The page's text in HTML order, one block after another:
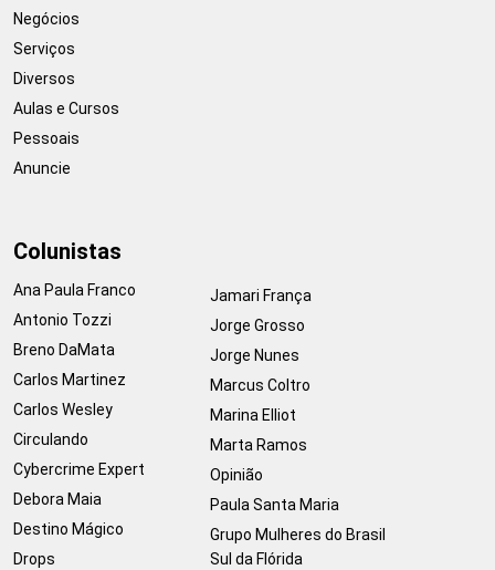
Negócios
Serviços
Diversos
Aulas e Cursos
Pessoais
Anuncie
Colunistas
Ana Paula Franco
Antonio Tozzi
Breno DaMata
Carlos Martinez
Carlos Wesley
Circulando
Cybercrime Expert
Debora Maia
Destino Mágico
Drops
Jamari França
Jorge Grosso
Jorge Nunes
Marcus Coltro
Marina Elliot
Marta Ramos
Opinião
Paula Santa Maria
Grupo Mulheres do Brasil
Sul da Flórida